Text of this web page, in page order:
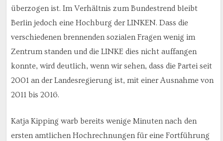
überzogen ist. Im Verhältnis zum Bundestrend bleibt
Berlin jedoch eine Hochburg der LINKEN. Dass die
verschiedenen brennenden sozialen Fragen wenig im
Zentrum standen und die LINKE dies nicht auffangen
konnte, wird deutlich, wenn wir sehen, dass die Partei seit
2001 an der Landesregierung ist, mit einer Ausnahme von
2011 bis 2016.
Katja Kipping warb bereits wenige Minuten nach den
ersten amtlichen Hochrechnungen für eine Fortführung